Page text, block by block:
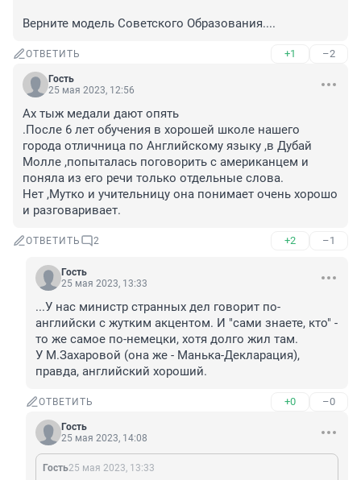
Верните модель Советского Образования....
ОТВЕТИТЬ +1 –2
Гость
25 мая 2023, 12:56
Ах тыж медали дают опять
.После 6 лет обучения в хорошей школе нашего
города отличница по Английскому языку ,в Дубай
Молле ,попыталась поговорить с американцем и
поняла из его речи только отдельные слова.
Нет ,Мутко и учительницу она понимает очень хорошо
и разговаривает.
ОТВЕТИТЬ 2 +2 –1
Гость
25 мая 2023, 13:33
...У нас министр странных дел говорит по-
английски с жутким акцентом. И "сами знаете, кто" -
то же самое по-немецки, хотя долго жил там.
У М.Захаровой (она же - Манька-Декларация),
правда, английский хороший.
ОТВЕТИТЬ +0 –0
Гость
25 мая 2023, 14:08
Гость25 мая 2023, 13:33